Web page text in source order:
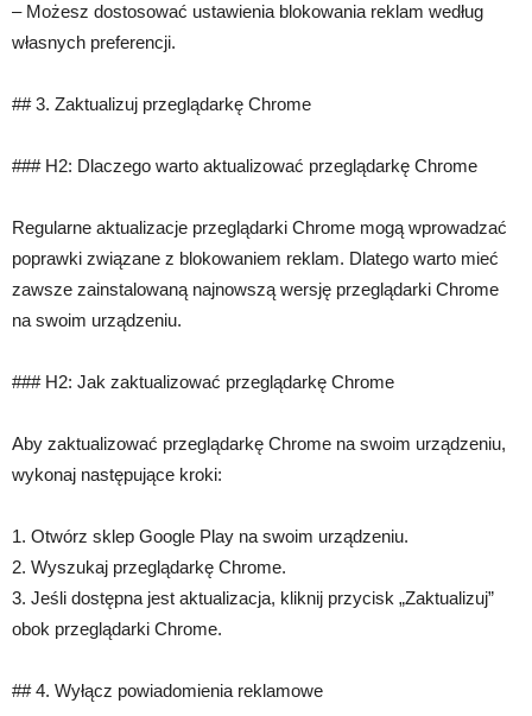
– Możesz dostosować ustawienia blokowania reklam według
własnych preferencji.
## 3. Zaktualizuj przeglądarkę Chrome
### H2: Dlaczego warto aktualizować przeglądarkę Chrome
Regularne aktualizacje przeglądarki Chrome mogą wprowadzać
poprawki związane z blokowaniem reklam. Dlatego warto mieć
zawsze zainstalowaną najnowszą wersję przeglądarki Chrome
na swoim urządzeniu.
### H2: Jak zaktualizować przeglądarkę Chrome
Aby zaktualizować przeglądarkę Chrome na swoim urządzeniu,
wykonaj następujące kroki:
1. Otwórz sklep Google Play na swoim urządzeniu.
2. Wyszukaj przeglądarkę Chrome.
3. Jeśli dostępna jest aktualizacja, kliknij przycisk „Zaktualizuj”
obok przeglądarki Chrome.
## 4. Wyłącz powiadomienia reklamowe